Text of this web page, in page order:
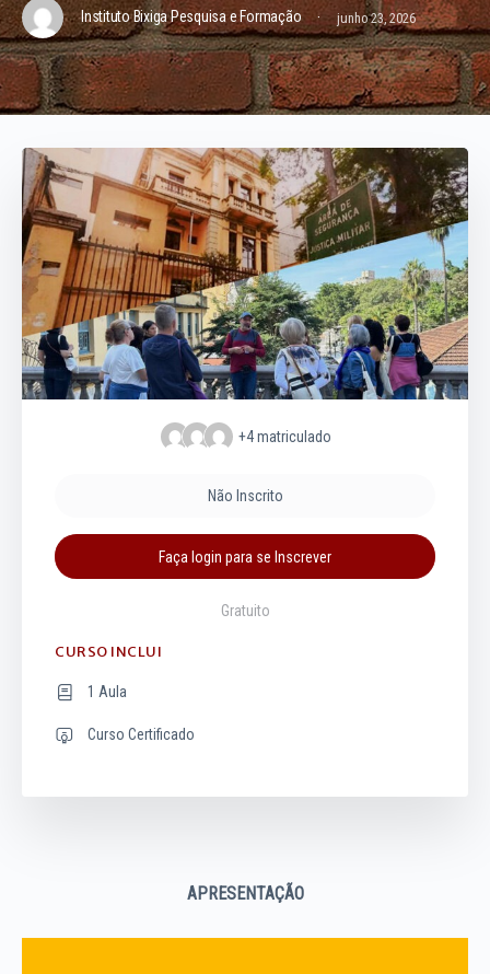
Instituto Bixiga Pesquisa e Formação · junho 23, 2026
APRESENTAÇÃO
+4matriculado
Não Inscrito
Faça login para se Inscrever
Gratuito
CURSO INCLUI
1 Aula
Curso Certificado